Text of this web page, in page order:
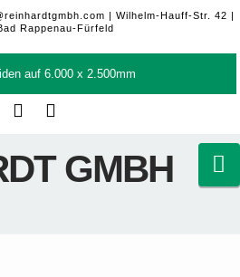
| Wilhelm-Hauff-Str. 42 |
Rappenau-Fürfeld
auf 6.000 x 2.500mm